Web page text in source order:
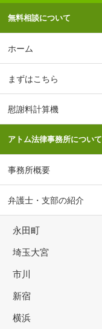
無料相談について
ホーム
まずはこちら
慰謝料計算機
アトム法律事務所について
事務所概要
弁護士・支部の紹介
永田町
埼玉大宮
市川
新宿
横浜